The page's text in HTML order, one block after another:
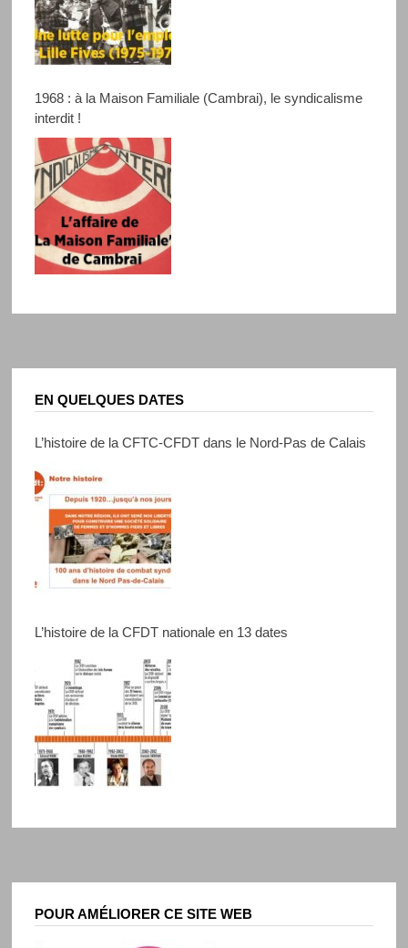
1968 : à la Maison Familiale (Cambrai), le syndicalisme
interdit !
EN QUELQUES DATES
L’histoire de la CFTC-CFDT dans le Nord-Pas de Calais
L’histoire de la CFDT nationale en 13 dates
POUR AMÉLIORER CE SITE WEB